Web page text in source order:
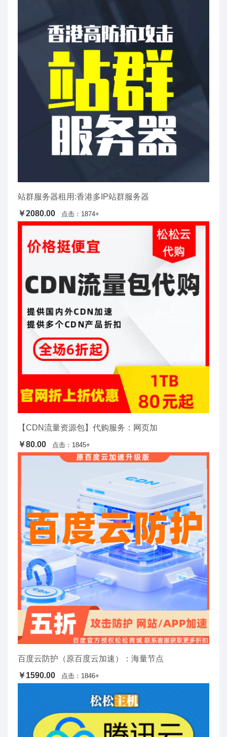
站群服务器租用:香港多IP站群服务器
￥2080.00
点击：1874+
【CDN流量资源包】代购服务：网页加
￥80.00
点击：1845+
百度云防护（原百度云加速）：海量节点
￥1590.00
点击：1846+